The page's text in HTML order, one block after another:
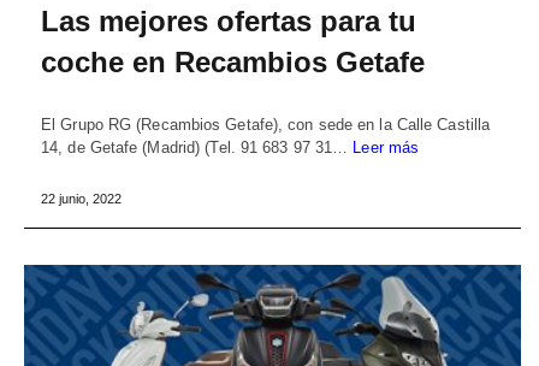
Las mejores ofertas para tu
coche en Recambios Getafe
El Grupo RG (Recambios Getafe), con sede en la Calle Castilla
14, de Getafe (Madrid) (Tel. 91 683 97 31… Leer más
22 junio, 2022